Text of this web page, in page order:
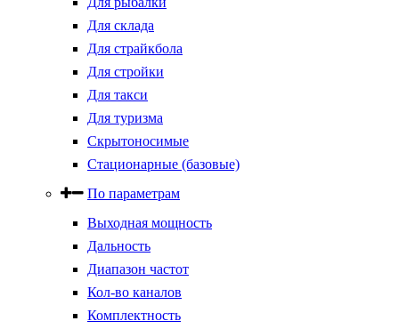
Для склада
Для страйкбола
Для стройки
Для такси
Для туризма
Скрытоносимые
Стационарные (базовые)
По параметрам
Выходная мощность
Дальность
Диапазон частот
Кол-во каналов
Комплектность